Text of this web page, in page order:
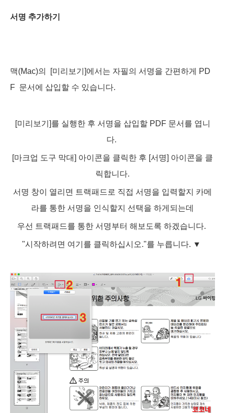
서명 추가하기
맥(Mac)의 [미리보기]에서는 자필의 서명을 간편하게 PD
F 문서에 삽입할 수 있습니다.
[미리보기]를 실행한 후 서명을 삽입할 PDF 문서를 엽니
다.
[마크업 도구 막대] 아이콘을 클릭한 후 [서명] 아이콘을 클
릭합니다.
서명 창이 열리면 트랙패드로 직접 서명을 입력할지 카메
라를 통한 서명을 인식할지 선택을 하게되는데
우선 트랙패드를 통한 서명부터 해보도록 하겠습니다.
"시작하려면 여기를 클릭하십시오."를 누릅니다. ▼